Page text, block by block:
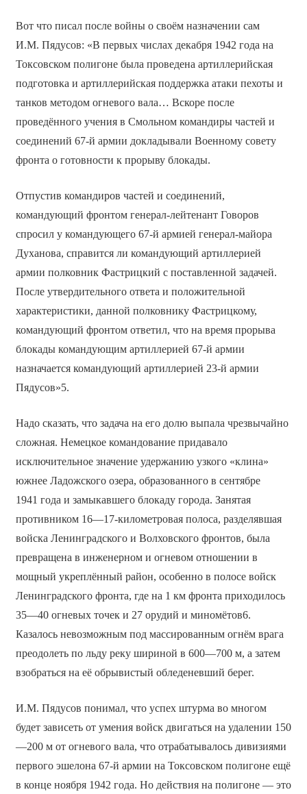
Вот что писал после войны о своём назначении сам
И.М. Пядусов: «В первых числах декабря 1942 года на
Токсовском полигоне была проведена артиллерийская
подготовка и артиллерийская поддержка атаки пехоты и
танков методом огневого вала… Вскоре после
проведённого учения в Смольном командиры частей и
соединений 67-й армии докладывали Военному совету
фронта о готовности к прорыву блокады.
Отпустив командиров частей и соединений,
командующий фронтом генерал-лейтенант Говоров
спросил у командующего 67-й армией генерал-майора
Духанова, справится ли командующий артиллерией
армии полковник Фастрицкий с поставленной задачей.
После утвердительного ответа и положительной
характеристики, данной полковнику Фастрицкому,
командующий фронтом ответил, что на время прорыва
блокады командующим артиллерией 67-й армии
назначается командующий артиллерией 23-й армии
Пядусов»5.
Надо сказать, что задача на его долю выпала чрезвычайно
сложная. Немецкое командование придавало
исключительное значение удержанию узкого «клина»
южнее Ладожского озера, образованного в сентябре
1941 года и замыкавшего блокаду города. Занятая
противником 16—17-километровая полоса, разделявшая
войска Ленинградского и Волховского фронтов, была
превращена в инженерном и огневом отношении в
мощный укреплённый район, особенно в полосе войск
Ленинградского фронта, где на 1 км фронта приходилось
35—40 огневых точек и 27 орудий и миномётов6.
Казалось невозможным под массированным огнём врага
преодолеть по льду реку шириной в 600—700 м, а затем
взобраться на её обрывистый обледеневший берег.
И.М. Пядусов понимал, что успех штурма во многом
будет зависеть от умения войск двигаться на удалении 150
—200 м от огневого вала, что отрабатывалось дивизиями
первого эшелона 67-й армии на Токсовском полигоне ещё
в конце ноября 1942 года. Но действия на полигоне — это